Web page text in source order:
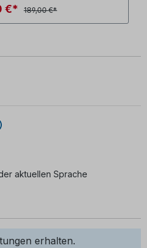
€* 189,00 €*
aktuellen Sprache
erhalten.